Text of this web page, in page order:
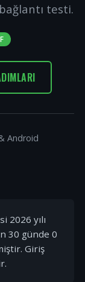
testi.
Android
2026 yılı
30 günde 0
Giriş